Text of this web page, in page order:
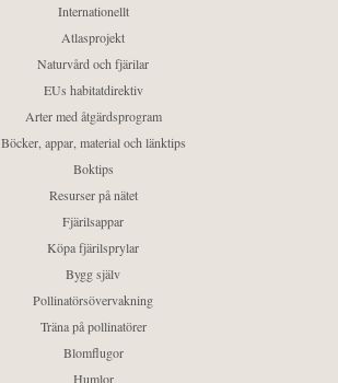
Internationellt
Atlasprojekt
Naturvård och fjärilar
EUs habitatdirektiv
Arter med åtgärdsprogram
Böcker, appar, material och länktips
Boktips
Resurser på nätet
Fjärilsappar
Köpa fjärilsprylar
Bygg själv
Pollinatörsövervakning
Träna på pollinatörer
Blomflugor
Humlor